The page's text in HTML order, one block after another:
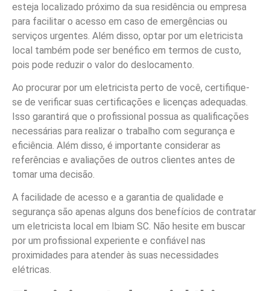
esteja localizado próximo da sua residência ou empresa
para facilitar o acesso em caso de emergências ou
serviços urgentes. Além disso, optar por um eletricista
local também pode ser benéfico em termos de custo,
pois pode reduzir o valor do deslocamento.
Ao procurar por um eletricista perto de você, certifique-
se de verificar suas certificações e licenças adequadas.
Isso garantirá que o profissional possua as qualificações
necessárias para realizar o trabalho com segurança e
eficiência. Além disso, é importante considerar as
referências e avaliações de outros clientes antes de
tomar uma decisão.
A facilidade de acesso e a garantia de qualidade e
segurança são apenas alguns dos benefícios de contratar
um eletricista local em Ibiam SC. Não hesite em buscar
por um profissional experiente e confiável nas
proximidades para atender às suas necessidades
elétricas.